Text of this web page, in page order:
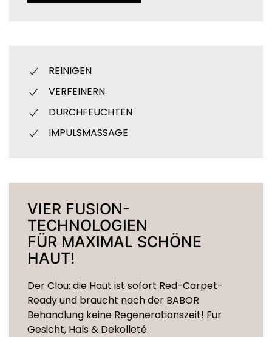
REINIGEN
VERFEINERN
DURCHFEUCHTEN
IMPULSMASSAGE
VIER FUSION-
TECHNOLOGIEN
FÜR MAXIMAL SCHÖNE
HAUT!
Der Clou: die Haut ist sofort Red-Carpet-
Ready und braucht nach der BABOR
Behandlung keine Regenerationszeit! Für
Gesicht, Hals & Dekolleté.